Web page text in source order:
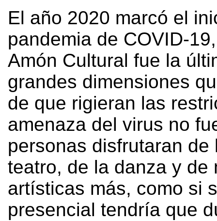
El año 2020 marcó el
pandemia de COVID-
Amón Cultural fue la
grandes dimensiones
de que rigieran las
amenaza del virus no
personas disfrutaran
teatro, de la danza y de
artísticas más, como si
presencial tendría que